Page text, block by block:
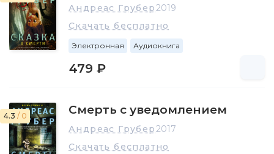
Андреас Грубер2019
Скачать бесплатно
Электронная Аудиокнига
479 ₽
4.3 / 0 Смерть с уведомлением
Андреас Грубер2017
Скачать бесплатно